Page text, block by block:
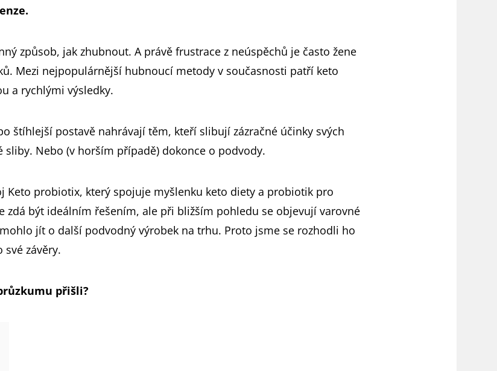
způsob, jak zhubnout. A právě frustrace z neúspěchů je často žene
Mezi nejpopulárnější hubnoucí metody v současnosti patří keto
a rychlými výsledky.
štíhlejší postavě nahrávají těm, kteří slibují zázračné účinky svých
Nebo (v horším případě) dokonce o podvody.
Keto probiotix, který spojuje myšlenku keto diety a probiotik pro
zdá být ideálním řešením, ale při bližším pohledu se objevují varovné
jít o další podvodný výrobek na trhu. Proto jsme se rozhodli ho
závěry.
přišli?